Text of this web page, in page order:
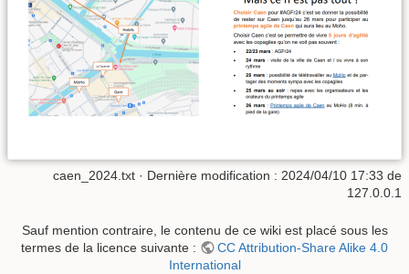
caen_2024.txt · Dernière modification : 2024/04/10 17:33 de
127.0.0.1
Sauf mention contraire, le contenu de ce wiki est placé sous les
termes de la licence suivante :
CC Attribution-Share Alike 4.0
International